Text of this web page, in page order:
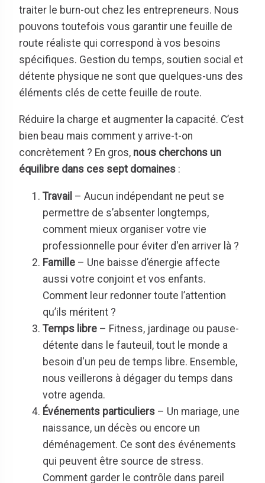
traiter le burn-out chez les entrepreneurs. Nous
pouvons toutefois vous garantir une feuille de
route réaliste qui correspond à vos besoins
spécifiques. Gestion du temps, soutien social et
détente physique ne sont que quelques-uns des
éléments clés de cette feuille de route.
Réduire la charge et augmenter la capacité. C’est
bien beau mais comment y arrive-t-on
concrètement ? En gros, nous cherchons un
équilibre dans ces sept domaines :
Travail – Aucun indépendant ne peut se
permettre de s’absenter longtemps,
comment mieux organiser votre vie
professionnelle pour éviter d'en arriver là ?
Famille – Une baisse d’énergie affecte
aussi votre conjoint et vos enfants.
Comment leur redonner toute l’attention
qu’ils méritent ?
Temps libre – Fitness, jardinage ou pause-
détente dans le fauteuil, tout le monde a
besoin d'un peu de temps libre. Ensemble,
nous veillerons à dégager du temps dans
votre agenda.
Événements particuliers – Un mariage, une
naissance, un décès ou encore un
déménagement. Ce sont des événements
qui peuvent être source de stress.
Comment garder le contrôle dans pareil